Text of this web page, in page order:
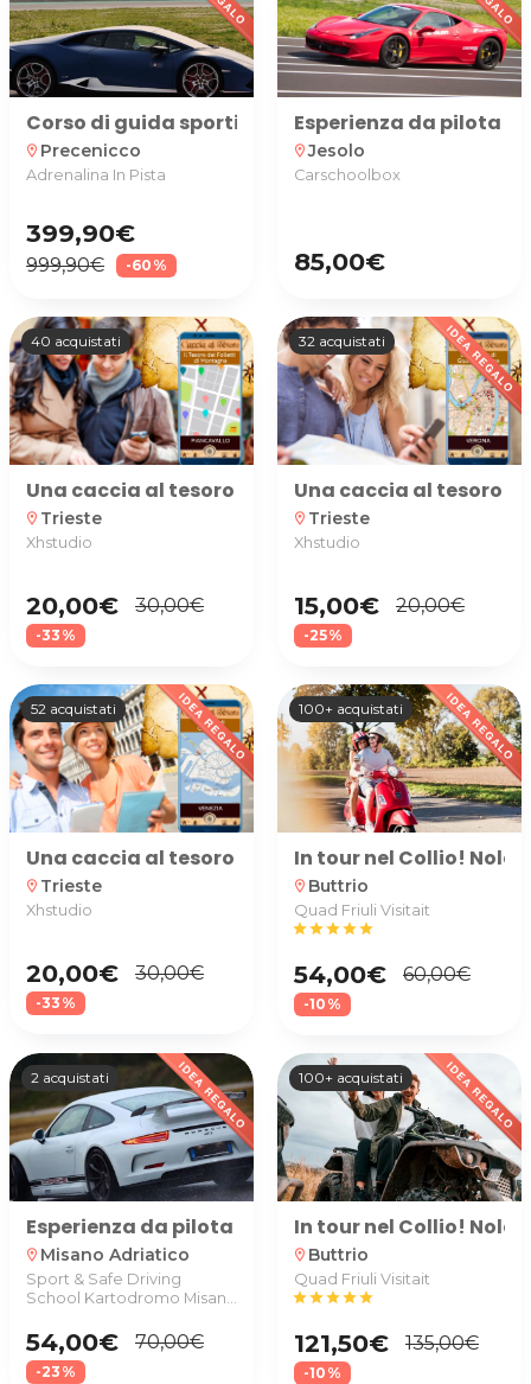
Corso di guida sportiva teorico e pratico su
location_on Precenicco
Adrenalina In Pista
399,90€
999,90€ -60%
Esperienza da pilota
location_onJesolo
Carschoolbox
85,00€
40 acquistati
Una caccia al tesoro nella magica atmosfera di
location_on Trieste
Xhstudio
20,00€ 30,00€
-33%
32 acquistati
Una caccia al tesoro
location_on Trieste
Xhstudio
15,00€ 20,00€
-25%
52 acquistati
Una caccia al tesoro nella suggestiva atmosfera
location_on Trieste
Xhstudio
20,00€ 30,00€
-33%
100+ acquistati
In tour nel Collio!
location_on Buttrio
Quad Friuli Visitait
starstarstarstarstar
54,00€ 60,00€
-10%
2 acquistati
Esperienza da pilota su BMW M2/BMW M4/
location_on Misano Adriatico
Sport & Safe Driving
School Kartodromo Misano
54,00€ 70,00€
-23%
100+ acquistati
In tour nel Collio!
location_on Buttrio
Quad Friuli Visitait
starstarstarstarstar
121,50€ 135,00€
-10%